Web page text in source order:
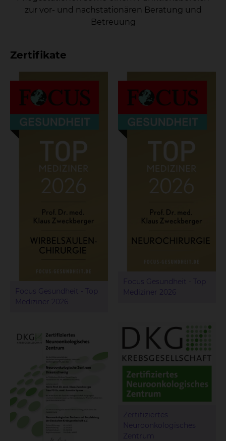
zur vor- und nachstationären Beratung und
Betreuung
Zertifikate
Focus Gesundheit - Top
Mediziner 2026
Focus Gesundheit - Top
Mediziner 2026
Zertifiziertes
Neuroonkologisches
Zentrum